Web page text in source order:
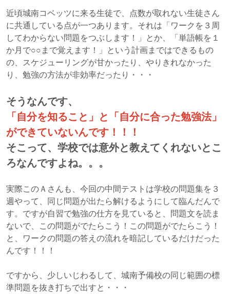
近頃城南コベッツに来る生徒で、点数が取れない生徒さん
に共通している点が一つあります。それは「ワークを３周
してわからない問題をつぶします！」とか、「単語帳を１
か月で○○まで覚えます！」という計画まではできるもの
の、スケジューリングが甘かったり、やりきれなかった
り、勉強の方法が非効率だったり・・・
そうなんです、
「自分を知ること」と「自分に合った勉強法」
ができていないんです！！！
そこって、学校では意外と教えてくれないとこ
ろなんですよね。。。
実際このＡさんも、今回の中間テストは学校の問題集を３
週やって、同じ問題が出たら解けるようにして臨んだんで
す。ですが自習で勉強の仕方を見ていると、問題文を読ま
ないで、この問題がでたらこう！この問題がでたらこう！
と、ワークの問題の答えの流れを暗記しているだけだった
んです！！！
ですから、少しいじわるして、城南予備校の同じ範囲の標
準問題を抜き打ちで出すと・・・